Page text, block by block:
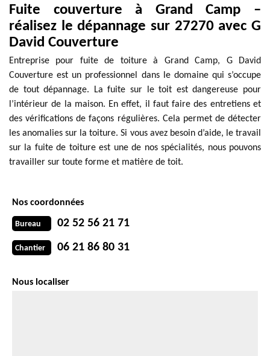
Fuite couverture à Grand Camp –
réalisez le dépannage sur 27270 avec G
David Couverture
Entreprise pour fuite de toiture à Grand Camp, G David
Couverture est un professionnel dans le domaine qui s’occupe
de tout dépannage. La fuite sur le toit est dangereuse pour
l’intérieur de la maison. En effet, il faut faire des entretiens et
des vérifications de façons régulières. Cela permet de détecter
les anomalies sur la toiture. Si vous avez besoin d’aide, le travail
sur la fuite de toiture est une de nos spécialités, nous pouvons
travailler sur toute forme et matière de toit.
Nos coordonnées
Bureau 02 52 56 21 71
Chantier 06 21 86 80 31
Nous localiser